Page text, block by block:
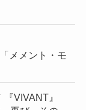
メメント・モ
VIVANT』